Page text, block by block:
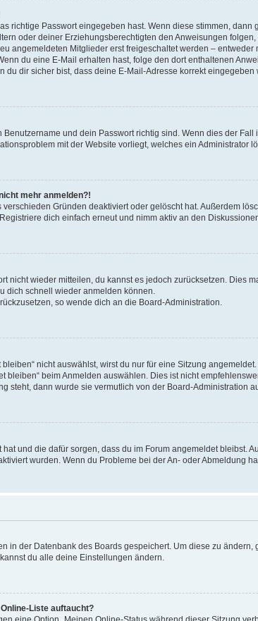
richtige Passwort eingegeben hast. Wenn diese stimmen, dann
oder deiner Erziehungsberechtigten den Anweisungen
angemeldeten Mitglieder erst freigeschaltet werden –
du eine E-Mail erhalten hast, folge den dort enthaltenen
dir sicher bist, dass deine E-Mail-Adresse korrekt eingegeben
und dein Passwort richtig sind. Wenn dies der
mit der Website vorliegt, welches ein Administrator
mehr anmelden?!
Gründen deaktiviert oder gelöscht hat. Außerdem
dich einfach erneut und nimm aktiv an den
nicht wieder mitteilen, du kannst es jedoch zurücksetzen. Dies
dich schnell wieder anmelden können.
so wende dich an die Board-Administration.
nicht auswählst, wirst du nur für eine Sitzung
bleiben“ beim Anmelden auswählen. Dies ist nicht
steht, dann wurde sie vermutlich von der Board-Administration
hat und die dafür sorgen, dass du im Forum angemeldet
wurden. Wenn du Probleme bei der An- oder Abmeldung
in der Datenbank des Boards gespeichert. Um diese zu
du alle deine Einstellungen ändern.
Liste auftaucht?